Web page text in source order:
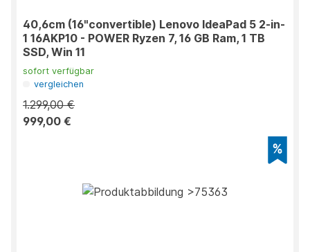
40,6cm (16"convertible) Lenovo IdeaPad 5 2-in-
1 16AKP10 - POWER Ryzen 7, 16 GB Ram, 1 TB
SSD, Win 11
sofort verfügbar
vergleichen
1.299,00 €
999,00 €